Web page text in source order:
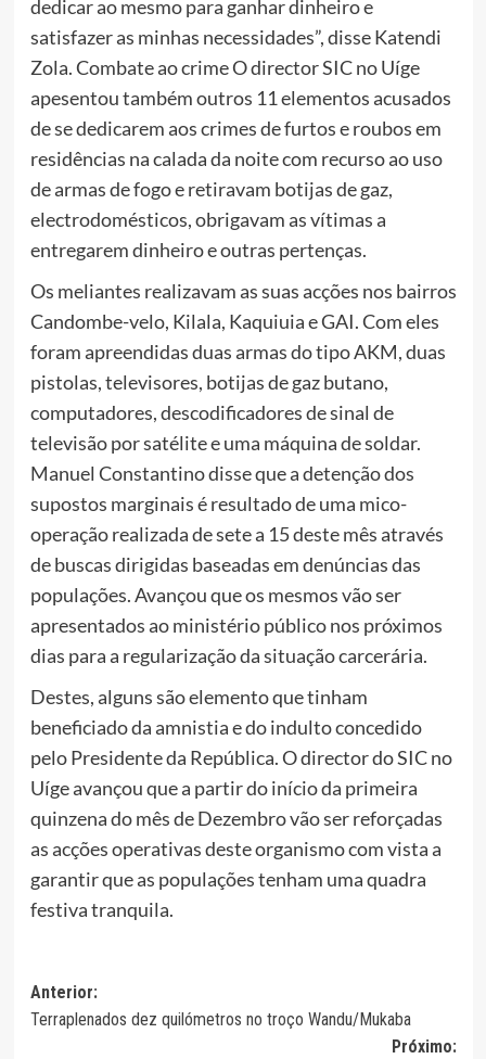
dedicar ao mesmo para ganhar dinheiro e
satisfazer as minhas necessidades”, disse Katendi
Zola. Combate ao crime O director SIC no Uíge
apesentou também outros 11 elementos acusados
de se dedicarem aos crimes de furtos e roubos em
residências na calada da noite com recurso ao uso
de armas de fogo e retiravam botijas de gaz,
electrodomésticos, obrigavam as vítimas a
entregarem dinheiro e outras pertenças.
Os meliantes realizavam as suas acções nos bairros
Candombe-velo, Kilala, Kaquiuia e GAI. Com eles
foram apreendidas duas armas do tipo AKM, duas
pistolas, televisores, botijas de gaz butano,
computadores, descodificadores de sinal de
televisão por satélite e uma máquina de soldar.
Manuel Constantino disse que a detenção dos
supostos marginais é resultado de uma mico-
operação realizada de sete a 15 deste mês através
de buscas dirigidas baseadas em denúncias das
populações. Avançou que os mesmos vão ser
apresentados ao ministério público nos próximos
dias para a regularização da situação carcerária.
Destes, alguns são elemento que tinham
beneficiado da amnistia e do indulto concedido
pelo Presidente da República. O director do SIC no
Uíge avançou que a partir do início da primeira
quinzena do mês de Dezembro vão ser reforçadas
as acções operativas deste organismo com vista a
garantir que as populações tenham uma quadra
festiva tranquila.
Navegação
de
Anterior:
Terraplenados dez quilómetros no troço Wandu/Mukaba
Próximo: